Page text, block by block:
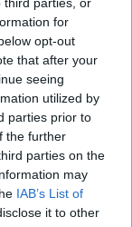
for
opt-out
that after your
seeing
utilized by
parties prior to
the further
parties on the
may
IAB’s List of
it to other
από άλλες
παρακάτω
το άρθρο